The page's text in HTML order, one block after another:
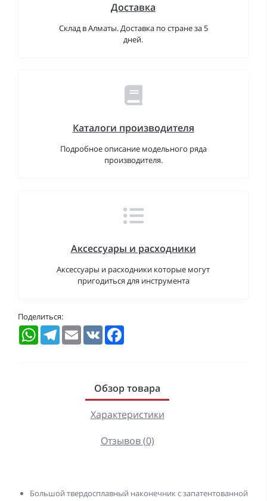
Доставка
Склад в Алматы. Доставка по стране за 5
дней.
Каталоги производителя
Подробное описание модельного ряда
производителя.
Аксессуары и расходники
Аксессуары и расходники которые могут
пригодиться для инструмента
Поделиться:
WhatsAppTelegramEmail VK
Обзор товара
Характеристики
Отзывов (0)
Большой твердосплавный наконечник с запатентованной